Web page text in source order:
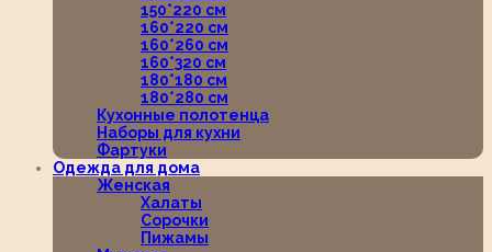
150*220 см
160*220 см
160*260 см
160*320 см
180*180 см
180*280 см
Кухонные полотенца
Наборы для кухни
Фартуки
Одежда для дома
Женская
Халаты
Сорочки
Пижамы